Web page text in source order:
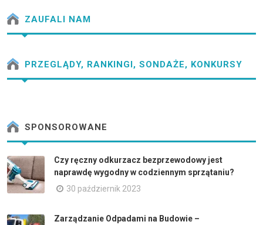
ZAUFALI NAM
PRZEGLĄDY, RANKINGI, SONDAŻE, KONKURSY
SPONSOROWANE
Czy ręczny odkurzacz bezprzewodowy jest
naprawdę wygodny w codziennym sprzątaniu?
30 październik 2023
Zarządzanie Odpadami na Budowie –